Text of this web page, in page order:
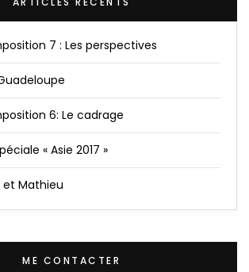
7 : Les perspectives
6: Le cadrage
« Asie 2017 »
et Mathieu
ME CONTACTER